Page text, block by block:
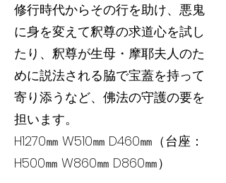
修行時代からその行を助け、悪鬼
に身を変えて釈尊の求道心を試し
たり、釈尊が生母・摩耶夫人のた
めに説法される脇で宝蓋を持って
寄り添うなど、佛法の守護の要を
担います。
H1270㎜ W510㎜ D460㎜（台座：
H500㎜ W860㎜ D860㎜）